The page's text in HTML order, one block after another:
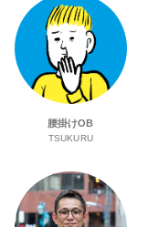
腰掛けOB
TSUKURU